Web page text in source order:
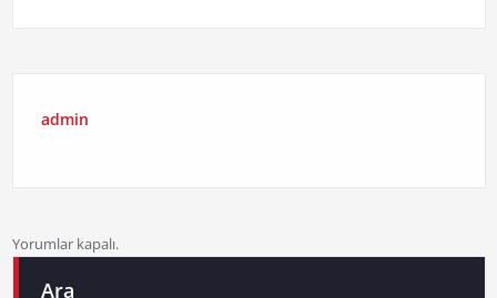
admin
Yorumlar kapalı.
Ara